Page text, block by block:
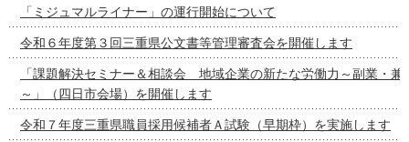
「ミジュマルライナー」の運行開始について
令和６年度第３回三重県公文書等管理審査会を開催します
「課題解決セミナー＆相談会 地域企業の新たな労働力～副業・兼
～」（四日市会場）を開催します
令和７年度三重県職員採用候補者Ａ試験（早期枠）を実施します